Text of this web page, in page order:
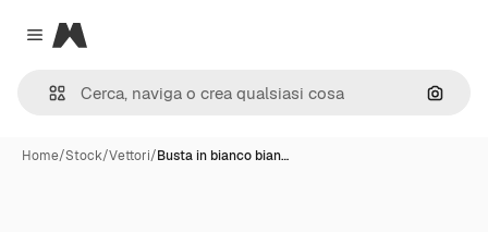
Close menu
Magnific
Cerca
Home/Stock/Vettori/Busta in bianco bian…